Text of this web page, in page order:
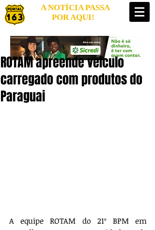
A NOTÍCIA PASSA
POR AQUI!
ROTAM apreende veículo
carregado com produtos do
Paraguai
A equipe ROTAM do 21º BPM em